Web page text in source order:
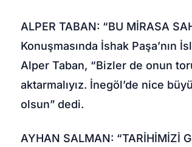
ALPER TABAN: “BU MİRASA
Konuşmasında İshak Paşa’nın
Alper Taban, “Bizler de onun
aktarmalıyız. İnegöl’de nice
olsun” dedi.
AYHAN SALMAN: “TARİHİMİZİ